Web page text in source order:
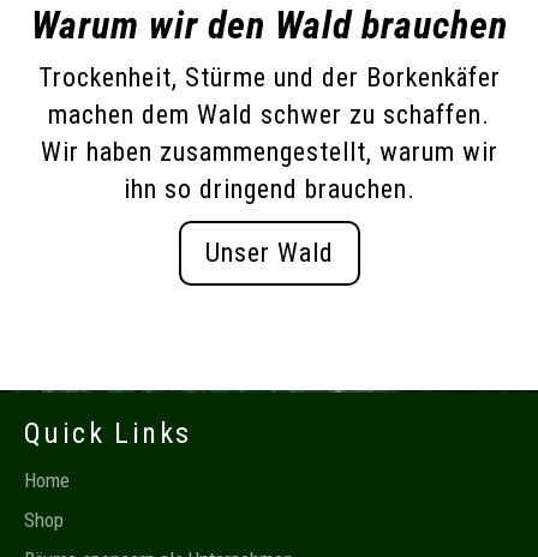
Warum wir den Wald brauchen
Trockenheit, Stürme und der Borkenkäfer
machen dem Wald schwer zu schaffen.
Wir haben zusammengestellt, warum wir
ihn so dringend brauchen.
Unser Wald
Quick Links
Home
Shop